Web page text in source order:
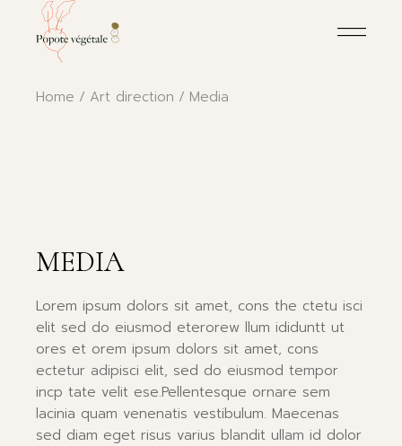
content
Home Art direction Media
MEDIA
Lorem ipsum dolors sit amet, cons the ctetu isci
elit sed do eiusmod eterorew llum ididuntt ut
ores et orem ipsum dolors sit amet, cons
ectetur adipisci elit, sed do eiusmod tempor
incp tate velit ese.Pellentesque ornare sem
lacinia quam venenatis vestibulum. Maecenas
sed diam eget risus varius blandit ullam id dolor